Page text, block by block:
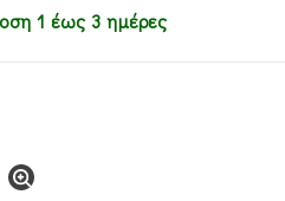
1 έως 3 ημέρες